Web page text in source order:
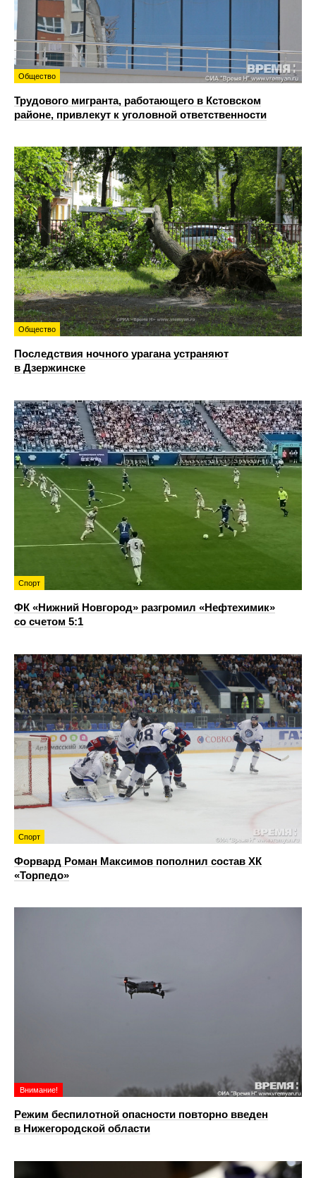
Общество
Трудового мигранта, работающего в Кстовском
районе, привлекут к уголовной ответственности
Общество
Последствия ночного урагана устраняют
в Дзержинске
Спорт
ФК «Нижний Новгород» разгромил «Нефтехимик»
со счетом 5:1
Спорт
Форвард Роман Максимов пополнил состав ХК
«Торпедо»
Внимание!
Режим беспилотной опасности повторно введен
в Нижегородской области